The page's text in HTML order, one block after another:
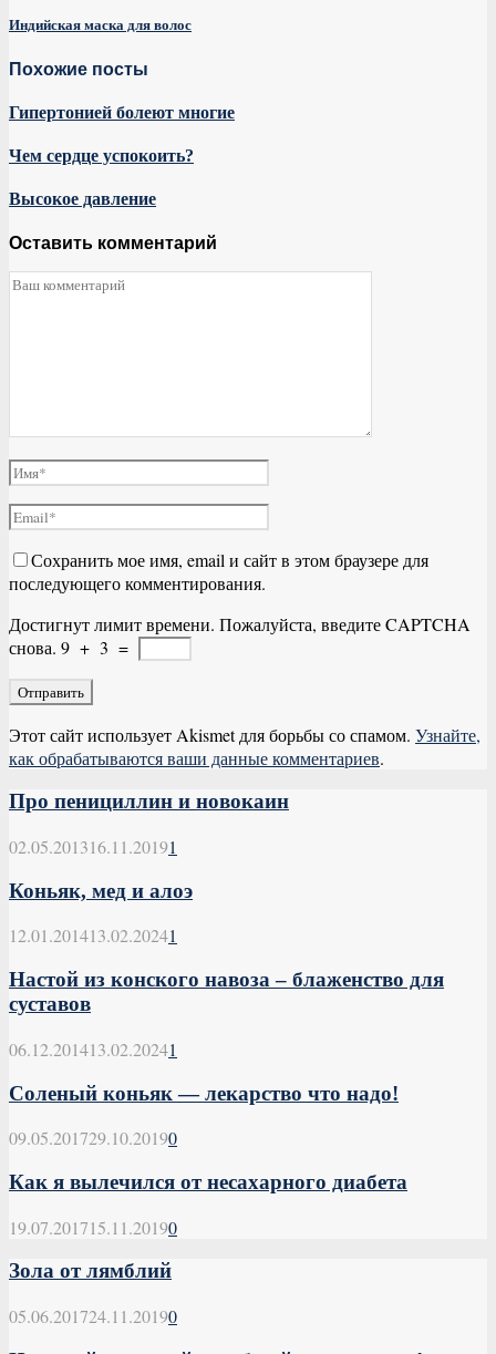
Индийская маска для волос
Похожие посты
Гипертонией болеют многие
Чем сердце успокоить?
Высокое давление
Оставить комментарий
Сохранить мое имя, email и сайт в этом браузере для
последующего комментирования.
Достигнут лимит времени. Пожалуйста, введите CAPTCHA
снова. 9 + 3 =
Этот сайт использует Akismet для борьбы со спамом. Узнайте,
как обрабатываются ваши данные комментариев.
Про пенициллин и новокаин
02.05.201316.11.20191
Коньяк, мед и алоэ
12.01.201413.02.20241
Настой из конского навоза – блаженство для
суставов
06.12.201413.02.20241
Соленый коньяк — лекарство что надо!
09.05.201729.10.20190
Как я вылечился от несахарного диабета
19.07.201715.11.20190
Зола от лямблий
05.06.201724.11.20190